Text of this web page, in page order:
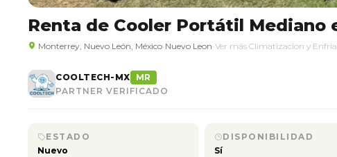
Renta de Cooler Portátil Mediano
Monterrey, Nuevo León, México• Nuevo Leon•Ver más Climatizacion y
COOLTECH-MX
MR
PARTNER VERIFICADO
ESTADO
Nuevo
DISPONIBILIDAD
Sí